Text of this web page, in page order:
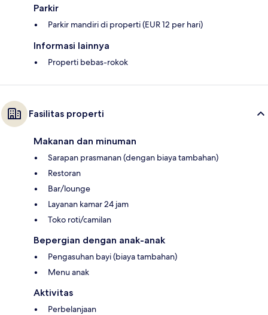
Parkir
Parkir mandiri di properti (EUR 12 per hari)
Informasi lainnya
Properti bebas-rokok
Fasilitas properti
Makanan dan minuman
Sarapan prasmanan (dengan biaya tambahan)
Restoran
Bar/lounge
Layanan kamar 24 jam
Toko roti/camilan
Bepergian dengan anak-anak
Pengasuhan bayi (biaya tambahan)
Menu anak
Aktivitas
Perbelanjaan